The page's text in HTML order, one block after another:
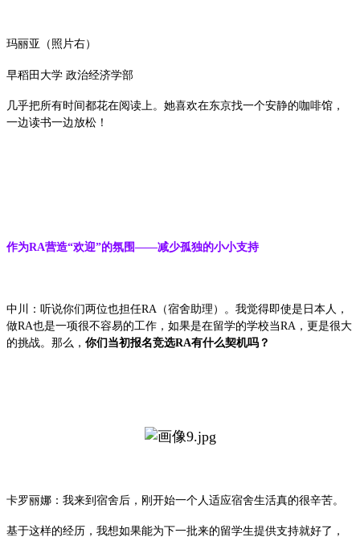
玛丽亚（照片右）
早稻田大学 政治经济学部
几乎把所有时间都花在阅读上。她喜欢在东京找一个安静的咖啡馆，
一边读书一边放松！
作为RA营造“欢迎”的氛围——减少孤独的小小支持
中川：听说你们两位也担任RA（宿舍助理）。我觉得即使是日本人，
做RA也是一项很不容易的工作，如果是在留学的学校当RA，更是很大
的挑战。那么， 你们当初报名竞选RA有什么契机吗？
卡罗丽娜：我来到宿舍后，刚开始一个人适应宿舍生活真的很辛苦。
基于这样的经历，我想如果能为下一批来的留学生提供支持就好了，